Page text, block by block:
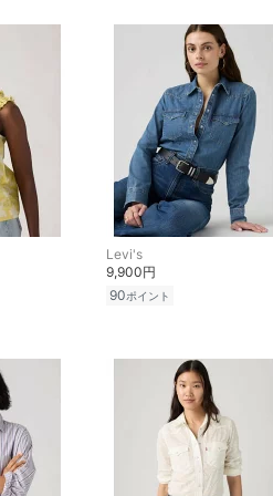
Levi's
9,900円
90ポイント